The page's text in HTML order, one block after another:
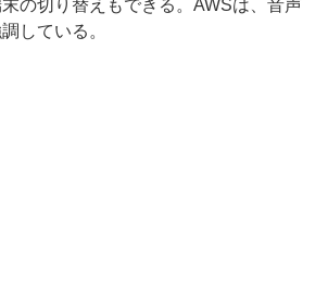
の切り替えもできる。AWSは、音声
している。